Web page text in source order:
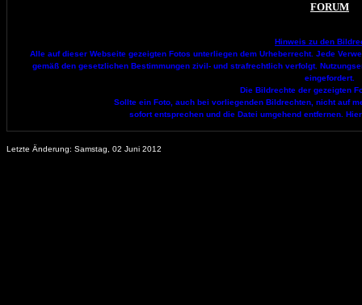
FORUM
Hinweis zu den
Alle auf dieser Webseite gezeigten Fotos unterliegen dem Urheberrecht. Jede
gemäß den gesetzlichen Bestimmungen zivil- und strafrechtlich verfolgt.
eingefordert.
Die Bildrechte der gezeigten
Sollte ein Foto, auch bei vorliegenden Bildrechten, nicht auf
sofort entsprechen und die Datei umgehend entfernen.
Letzte Änderung: Samstag, 02 Juni 2012